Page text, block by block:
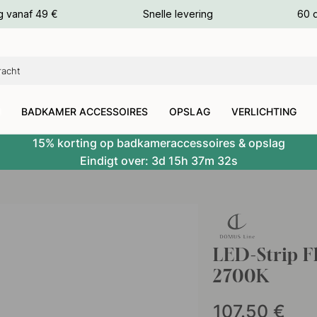
vanaf 49 € Snelle levering 60
BADKAMER ACCESSOIRES OPSLAG VERLICHTING
15% korting op badkameraccessoires & opslag
Eindigt over: 3d 15h 37m 32s
LED-Strip
2700K
107.50 €